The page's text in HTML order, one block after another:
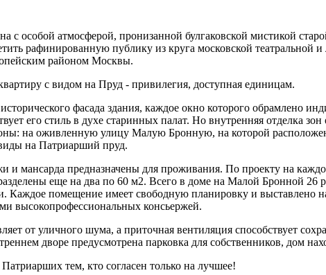
с особой атмосферой, пронизанной булгаковской мистикой
рафинированную публику из круга московской театральной и
районом Москвы.
с видом на Пруд - привилегия, доступная единицам.
фасада здания, каждое окно которого обрамлено
его стиль в духе старинных палат. Но внутренняя отделка
на оживленную улицу Малую Бронную, на которой
на Патриарший пруд.
мансарда предназначены для проживания. По проекту на
еще на два по 60 м2. Всего в доме на Малой Бронной 26
Каждое помещение имеет свободную планировку и выставлено
высокопрофессиональных консьержей.
от уличного шума, а приточная вентиляция способствует
дворе предусмотрена парковка для собственников, дом
тем, кто согласен только на лучшее!